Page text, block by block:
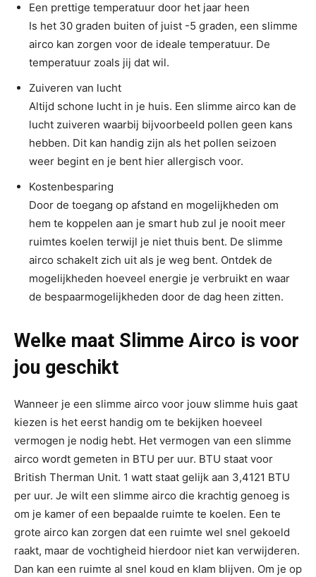
Een prettige temperatuur door het jaar heen
Is het 30 graden buiten of juist -5 graden, een slimme
airco kan zorgen voor de ideale temperatuur. De
temperatuur zoals jij dat wil.
Zuiveren van lucht
Altijd schone lucht in je huis. Een slimme airco kan de
lucht zuiveren waarbij bijvoorbeeld pollen geen kans
hebben. Dit kan handig zijn als het pollen seizoen
weer begint en je bent hier allergisch voor.
Kostenbesparing
Door de toegang op afstand en mogelijkheden om
hem te koppelen aan je smart hub zul je nooit meer
ruimtes koelen terwijl je niet thuis bent. De slimme
airco schakelt zich uit als je weg bent. Ontdek de
mogelijkheden hoeveel energie je verbruikt en waar
de bespaarmogelijkheden door de dag heen zitten.
Welke maat Slimme Airco is voor
jou geschikt
Wanneer je een slimme airco voor jouw slimme huis gaat
kiezen is het eerst handig om te bekijken hoeveel
vermogen je nodig hebt. Het vermogen van een slimme
airco wordt gemeten in BTU per uur. BTU staat voor
British Therman Unit. 1 watt staat gelijk aan 3,4121 BTU
per uur. Je wilt een slimme airco die krachtig genoeg is
om je kamer of een bepaalde ruimte te koelen. Een te
grote airco kan zorgen dat een ruimte wel snel gekoeld
raakt, maar de vochtigheid hierdoor niet kan verwijderen.
Dan kan een ruimte al snel koud en klam blijven. Om je op